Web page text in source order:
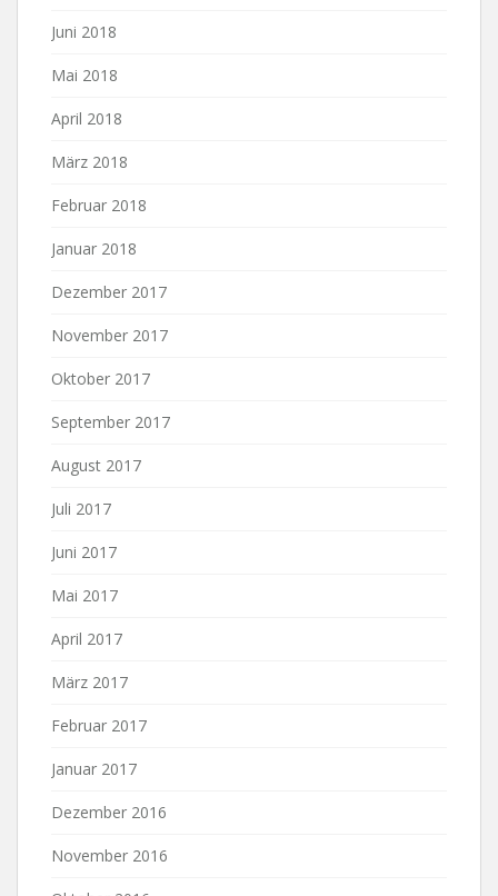
Juni 2018
Mai 2018
April 2018
März 2018
Februar 2018
Januar 2018
Dezember 2017
November 2017
Oktober 2017
September 2017
August 2017
Juli 2017
Juni 2017
Mai 2017
April 2017
März 2017
Februar 2017
Januar 2017
Dezember 2016
November 2016